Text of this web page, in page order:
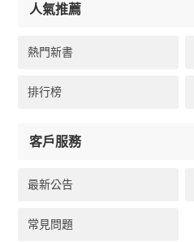
人氣推薦
熱門新書
排行榜
客戶服務
最新公告
常見問題